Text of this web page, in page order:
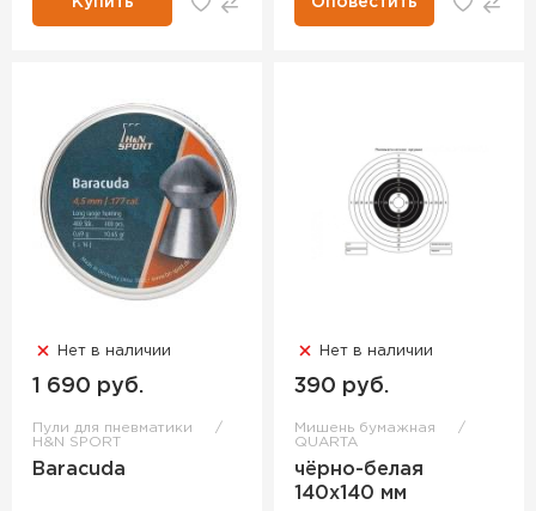
Нет в наличии
1 690 руб.
Пули для пневматики
H&N SPORT
Baracuda
Нет в наличии
390 руб.
Мишень бумажная
QUARTA
чёрно-белая
140х140 мм